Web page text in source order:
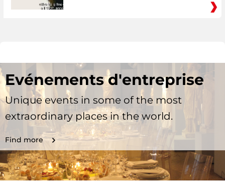
Evénements d'entreprise
Unique events in some of the most
extraordinary places in the world.
Find more